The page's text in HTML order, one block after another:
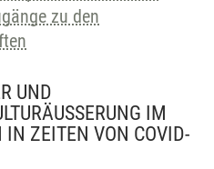
zu den
UND
IM Ö
ZEITEN VON COVID-1